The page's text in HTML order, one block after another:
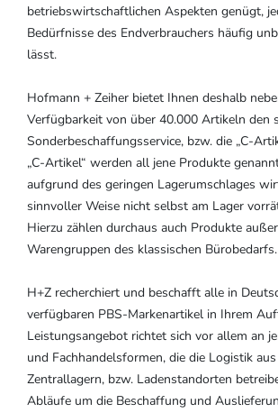
betriebswirtschaftlichen Aspekten genügt,
Bedürfnisse des Endverbrauchers häufig
lässt.
Hofmann + Zeiher bietet Ihnen deshalb
Verfügbarkeit von über 40.000 Artikeln den
Sonderbeschaffungsservice, bzw. die „C-
„C-Artikel“ werden all jene Produkte
aufgrund des geringen Lagerumschlages
sinnvoller Weise nicht selbst am Lager
Hierzu zählen durchaus auch Produkte
Warengruppen des klassischen Bürobedarfs.
H+Z recherchiert und beschafft alle in
verfügbaren PBS-Markenartikel in Ihrem
Leistungsangebot richtet sich vor allem an
und Fachhandelsformen, die die Logistik
Zentrallagern, bzw. Ladenstandorten
Abläufe um die Beschaffung und